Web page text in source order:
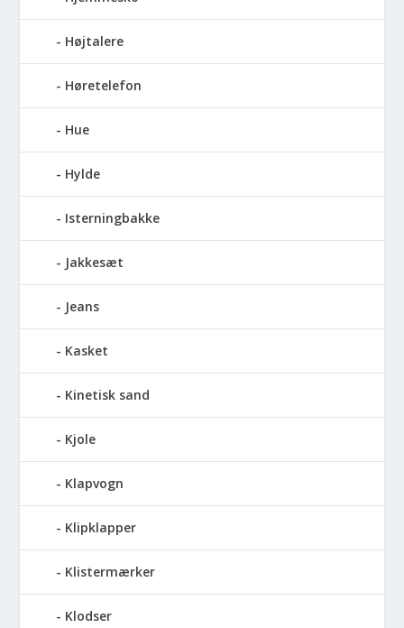
Højtalere
Høretelefon
Hue
Hylde
Isterningbakke
Jakkesæt
Jeans
Kasket
Kinetisk sand
Kjole
Klapvogn
Klipklapper
Klistermærker
Klodser